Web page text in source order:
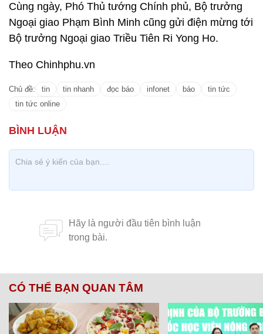
Cùng ngày, Phó Thủ tướng Chính phủ, Bộ trưởng
Ngoại giao Phạm Bình Minh cũng gửi điện mừng tới
Bộ trưởng Ngoại giao Triều Tiên Ri Yong Ho.
Theo Chinhphu.vn
Chủ đề: tin tin nhanh đọc báo infonet báo
tin tức
tin tức online
CÓ THỂ BẠN QUAN TÂM